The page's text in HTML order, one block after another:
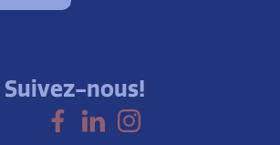
Suivez-nous!